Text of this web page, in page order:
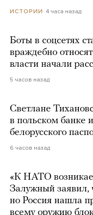
ИСТОРИИ 4 часа назад
Боты в соцсетях
враждебно
власти начали
5 часов назад
Светлане
в польском банке
белорусского
6 часов назад
«К НАТО
Залужный заявил,
но Россия нашла
всему оружию